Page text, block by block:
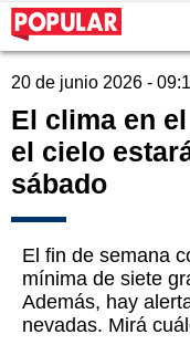
20 de junio 2026 -
El clima en
el cielo
sábado
El fin de semana
mínima de siete
Además, hay
nevadas. Mirá